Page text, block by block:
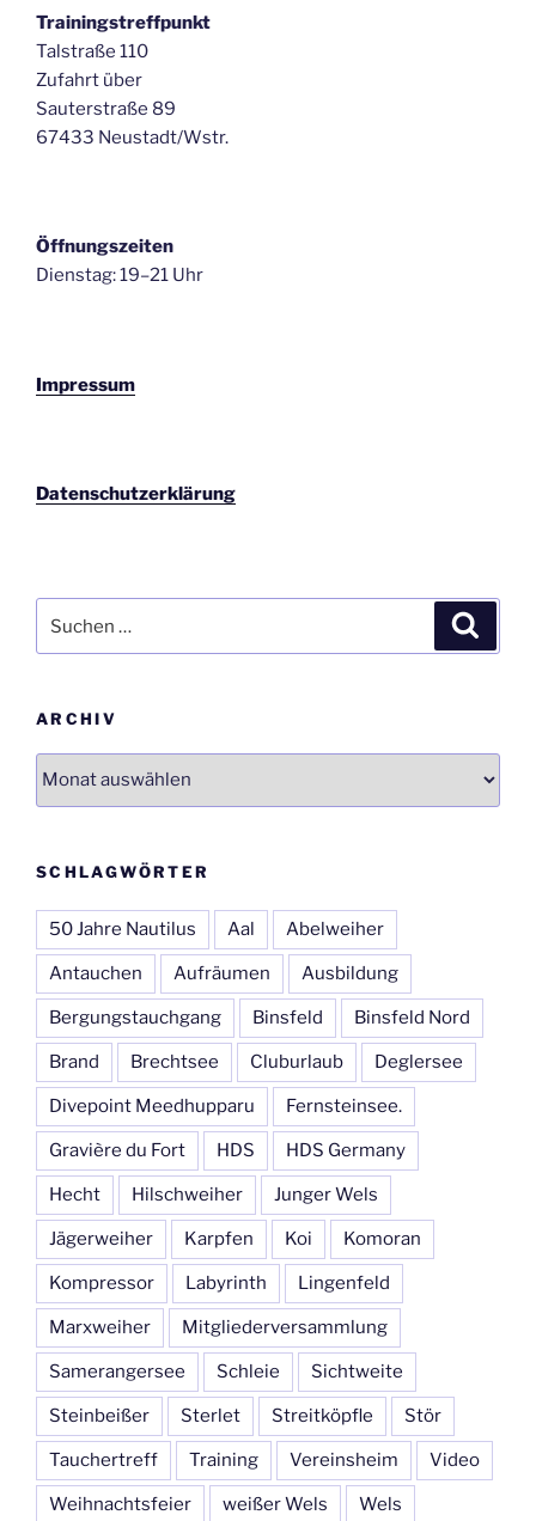
Trainingstreffpunkt
Talstraße 110
Zufahrt über
Sauterstraße 89
67433 Neustadt/Wstr.
Öffnungszeiten
Dienstag: 19–21 Uhr
Impressum
Datenschutzerklärung
nach:
ARCHIV
Archiv
SCHLAGWÖRTER
50 Jahre Nautilus Aal Abelweiher
Antauchen Aufräumen Ausbildung
Bergungstauchgang Binsfeld Binsfeld Nord
Brand Brechtsee Cluburlaub Deglersee
Divepoint Meedhupparu Fernsteinsee.
Gravière du Fort HDS HDS Germany
Hecht Hilschweiher Junger Wels
Jägerweiher Karpfen Koi Komoran
Kompressor Labyrinth Lingenfeld
Marxweiher Mitgliederversammlung
Samerangersee Schleie Sichtweite
Steinbeißer Sterlet Streitköpfle Stör
Tauchertreff Training Vereinsheim Video
Weihnachtsfeier weißer Wels Wels